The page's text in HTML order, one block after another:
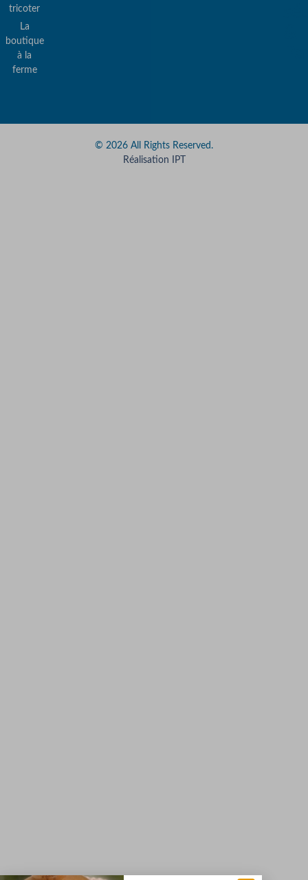
tricoter
La
boutique
à la
ferme
© 2026 All Rights Reserved.
Réalisation IPT